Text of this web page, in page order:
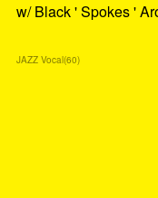
w/ Black ' Spokes '
JAZZ Vocal(60)